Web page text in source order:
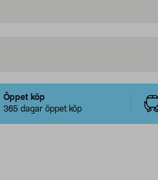
Öppet köp
365 dagar öppet köp